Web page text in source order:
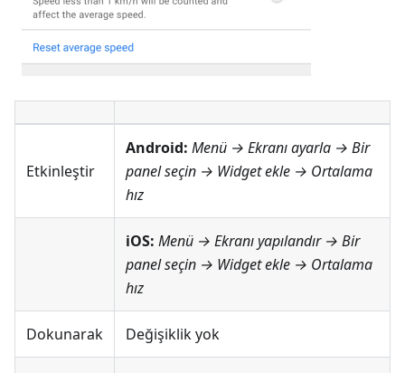
Etkinleştir
Android: Menü → Ekranı ayarla → Bir
panel seçin → Widget ekle → Ortalama
hız
iOS: Menü → Ekranı yapılandır→ Bir
panel seçin → Widget ekle → Ortalama
hız
Dokunarak Değişiklik yok